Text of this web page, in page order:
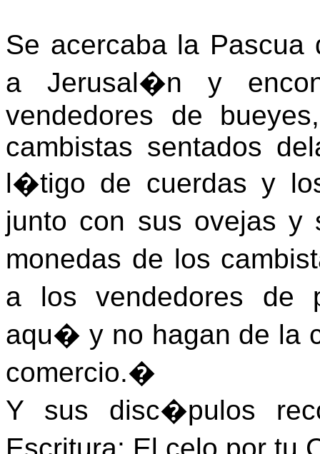
Se acercaba la
a Jerusal�n y
vendedores de
cambistas sentados
l�tigo de cuerdas y
junto con sus ovejas y
monedas de los
a los vendedores de
aqu� y no hagan de la
comercio.�
Y sus disc�pulos